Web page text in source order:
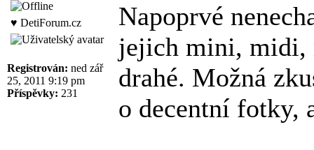
♥ DetiForum.cz
Registrován: ned zář
25, 2011 9:19 pm
Příspěvky: 231
Napoprvé
jejich mini, midi,
drahé. Možná
o decentní fotky,